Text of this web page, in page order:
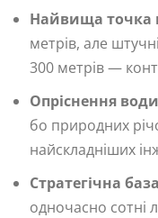
Найвища точка
метрів, але
300 метрів —
Опріснення води
бо природних
найскладніших
Стратегічна
одночасно сотні